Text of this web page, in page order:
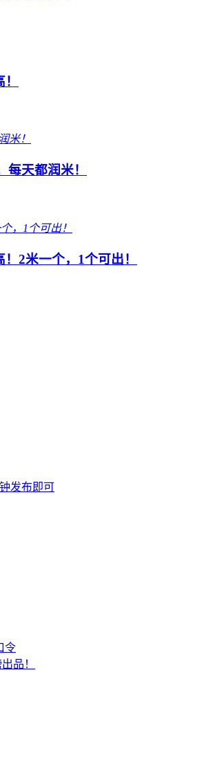
天都润米！
2米一个，1个可出！
发布即可
令
品！